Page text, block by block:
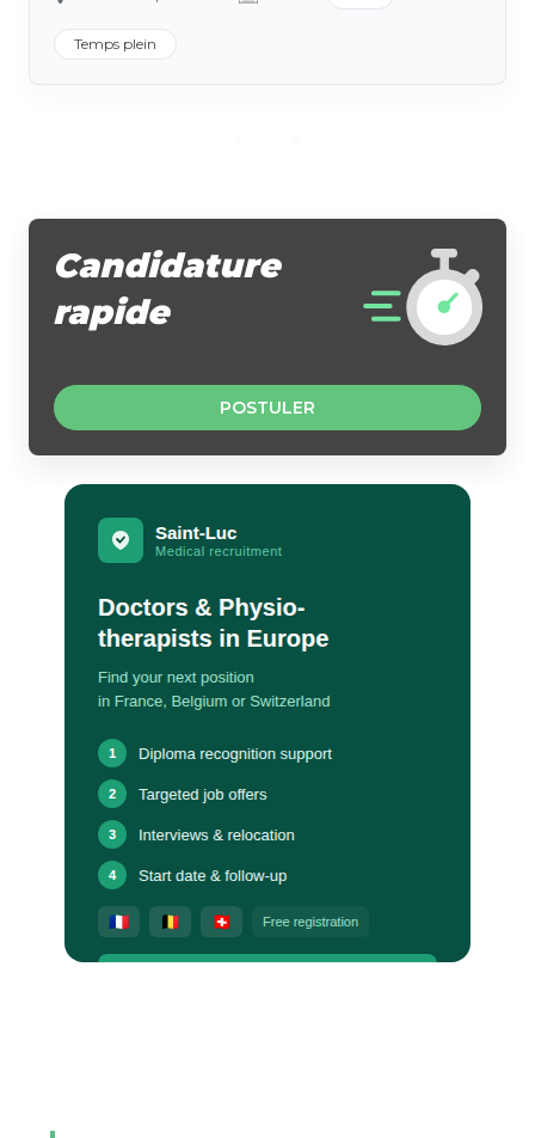
Temps plein
Candidature
rapide
POSTULER